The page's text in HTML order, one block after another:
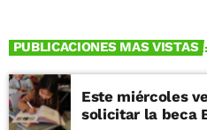
PUBLICACIONES MAS VISTAS
Este miércoles
solicitar la beca